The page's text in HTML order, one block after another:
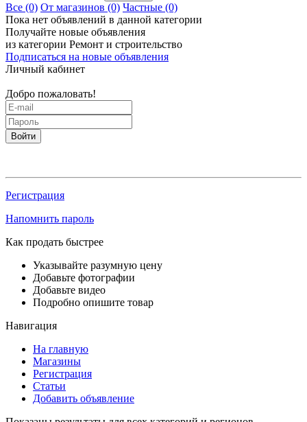
Все (0) От магазинов (0) Частные (0)
Пока нет объявлений в данной категории
Получайте новые объявления
из категории Ремонт и строительство
Подписаться на новые объявления
Личный кабинет
Добро пожаловать!
Войти
Регистрация
Напомнить пароль
Как продать быстрее
Указывайте разумную цену
Добавьте фотографии
Добавьте видео
Подробно опишите товар
Навигация
На главную
Магазины
Регистрация
Статьи
Добавить объявление